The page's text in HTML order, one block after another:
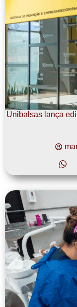
Unibalsas lança